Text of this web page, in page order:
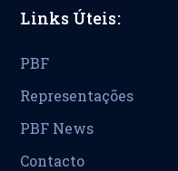
Links Úteis:
PBF
Representações
PBF News
Contacto